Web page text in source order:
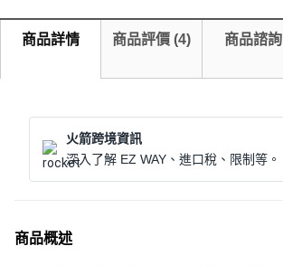
商品詳情 商品評價 (4) 商品諮詢
火箭跨境資訊
深入了解 EZ WAY、進口稅、限制等。
商品概述